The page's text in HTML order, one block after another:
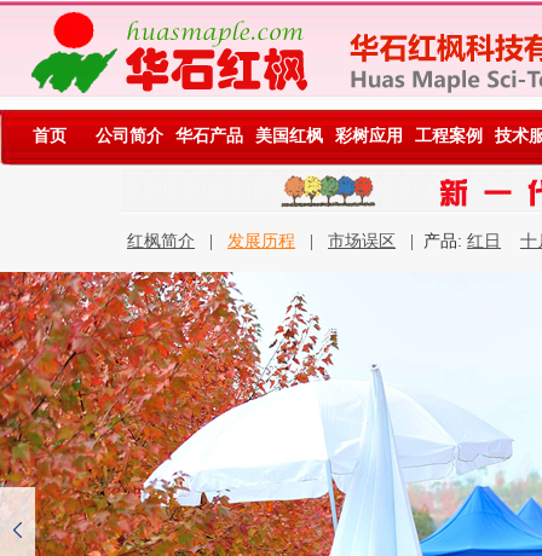
首页 公司简介 华石产品 美国红枫 彩树应用 工程案例 技术
红枫简介 发展历程 市场误区 | 产品: 红日 十